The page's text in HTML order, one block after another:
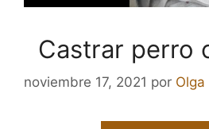
Castrar perro
noviembre 17, 2021 por